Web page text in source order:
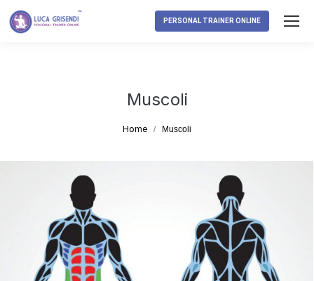
PERSONAL TRAINER ONLINE
Muscoli
Tu sei qui:
Home Muscoli